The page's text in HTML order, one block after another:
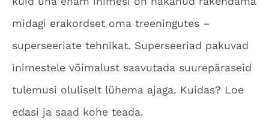
midagi erakordset oma treeningutes –
superseeriate tehnikat. Superseeriad pakuvad
inimestele võimalust saavutada suurepäraseid
tulemusi oluliselt lühema ajaga. Kuidas? Loe
edasi ja saad kohe teada.